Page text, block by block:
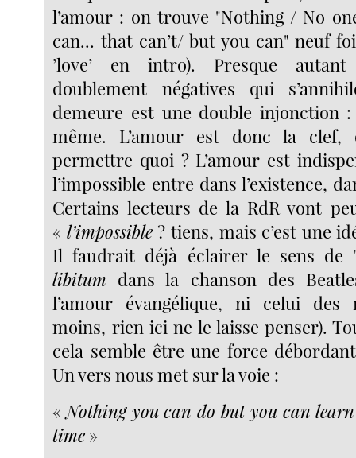
l’amour : on trouve "Nothing / No
can... that can’t/ but you can" neuf
’love’ en intro). Presque
doublement négatives qui
demeure est une double injonction
même. L’amour est donc la
permettre quoi ? L’amour est
l’impossible entre dans l’existence,
Certains lecteurs de la RdR vont
« l’impossible? tiens, mais c’est une
Il faudrait déjà éclairer le sens de
libitum dans la chanson des
l’amour évangélique, ni celui des
moins, rien ici ne le laisse penser).
cela semble être une force
Un vers nous met sur la voie :
«Nothing you can do but you can
time »